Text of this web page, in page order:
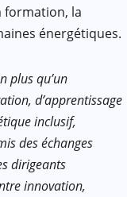
formation, la
énergétiques.
plus qu’un
d’apprentissage
inclusif,
des échanges
dirigeants
innovation,